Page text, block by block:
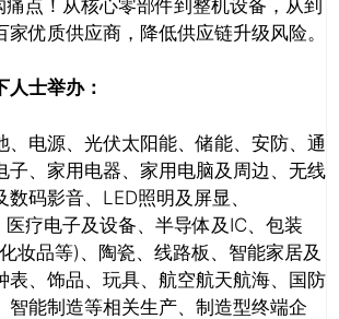
点！从核心零部件到整机设备，从到
优质供应商，降低供应链升级风险。
人士举办：
、电源、光伏太阳能、储能、安防、通
子、家用电器、家用电脑及周边、无线
码影音、LED照明及屏显、
疗电子及设备、半导体及IC、包装
妆品等)、陶瓷、线路板、智能家居及
表、饰品、玩具、航空航天航海、国防
智能制造等相关生产、制造型终端企